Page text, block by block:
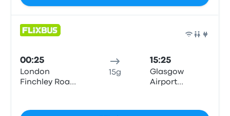
00:25
London
Finchley Road
15g
15:25
Glasgow
Airport